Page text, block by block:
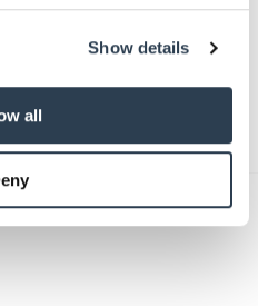
and to analyse our traffic.
collected from your use
Datenschutz
Show details
all